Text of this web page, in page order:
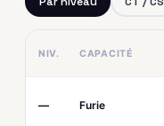
NIV. CAPACITÉ
— Furie